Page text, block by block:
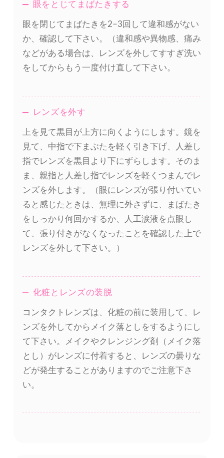
眼をとじてまばたきする
眼を閉じてまばたきを2−3回して違和感がない
か、確認して下さい。（違和感や異物感、痛み
などがある場合は、レンズを外してすすぎ洗い
をしてからもう一度付け直して下さい。
レンズを外す
上を見て黒目が上方に向くようにします。鏡を
見て、中指で下まぶたを軽く引き下げ、人差し
指でレンズを黒目より下にずらします。そのま
ま、親指と人差し指でレンズを軽くつまんでレ
ンズを外します。（眼にレンズが張り付いてい
ると感じたときは、無理に外さずに、まばたき
をしっかり何回かするか、人工涙液を点眼し
て、張り付きがなくなったことを確認した上で
レンズを外して下さい。）
化粧とレンズの装脱
コンタクトレンズは、化粧の前に装用して、レ
ンズを外してからメイク落としをするようにし
て下さい。メイクやクレンジング剤（メイク落
とし）がレンズに付着すると、レンズの曇りな
どが発生することがありますのでご注意下さ
い。